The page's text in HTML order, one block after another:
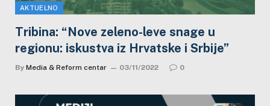
AKTUELNO
Tribina: “Nove zeleno-leve snage u
regionu: iskustva iz Hrvatske i Srbije”
By Media & Reform centar 03/11/2022 0